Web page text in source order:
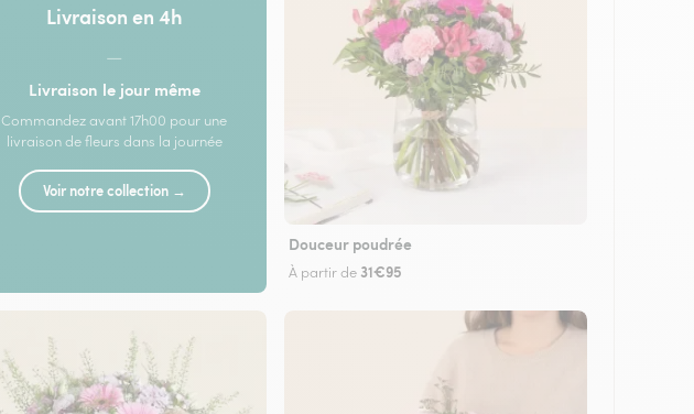
Livraison en 4h
—
Livraison le jour même
Commandez avant 17h00 pour une
livraison de fleurs dans la journée
Voir notre collection →
Douceur poudrée
À partir de 31€95